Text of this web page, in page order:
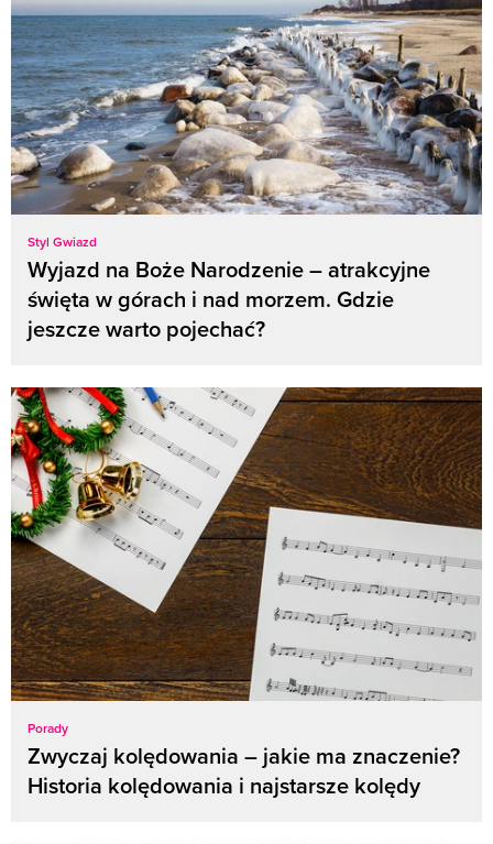
Styl Gwiazd
Wyjazd na Boże Narodzenie – atrakcyjne
święta w górach i nad morzem. Gdzie
jeszcze warto pojechać?
Porady
Zwyczaj kolędowania – jakie ma znaczenie?
Historia kolędowania i najstarsze kolędy